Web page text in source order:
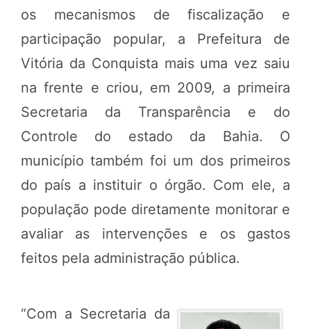
os mecanismos de fiscalização e
participação popular, a Prefeitura de
Vitória da Conquista mais uma vez saiu
na frente e criou, em 2009, a primeira
Secretaria da Transparência e do
Controle do estado da Bahia. O
município também foi um dos primeiros
do país a instituir o órgão. Com ele, a
população pode diretamente monitorar e
avaliar as intervenções e os gastos
feitos pela administração pública.
“Com a Secretaria da